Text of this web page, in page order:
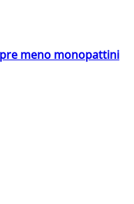
meno monopattini